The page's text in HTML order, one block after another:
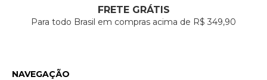
FRETE GRÁTIS
Para todo Brasil em compras acima de R$ 349,90
NAVEGAÇÃO